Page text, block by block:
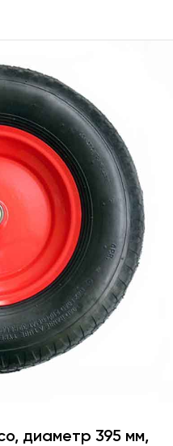
диаметр 395 мм,